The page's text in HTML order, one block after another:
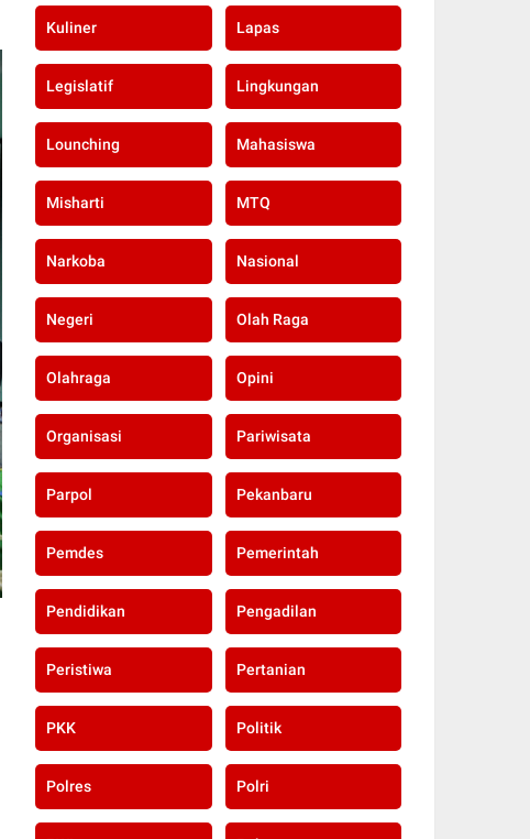
Kuliner Lapas
Legislatif Lingkungan
Lounching Mahasiswa
Misharti MTQ
Narkoba Nasional
Negeri Olah Raga
Olahraga Opini
Organisasi Pariwisata
Parpol Pekanbaru
Pemdes Pemerintah
Pendidikan Pengadilan
Peristiwa Pertanian
PKK Politik
Polres Polri